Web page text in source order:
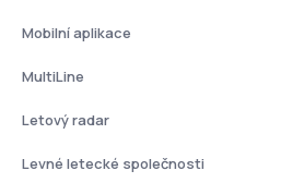
Mobilní aplikace
MultiLine
Letový radar
Levné letecké společnosti